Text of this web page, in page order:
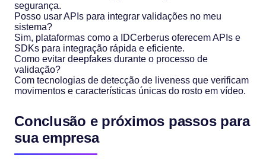
segurança.
Posso usar APIs para integrar validações no meu
sistema?
Sim, plataformas como a IDCerberus oferecem APIs e
SDKs para integração rápida e eficiente.
Como evitar deepfakes durante o processo de
validação?
Com tecnologias de detecção de liveness que verificam
movimentos e características únicas do rosto em vídeo.
Conclusão e próximos passos para
sua empresa